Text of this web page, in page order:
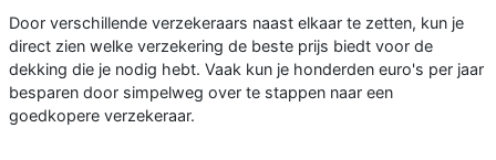
Door verschillende verzekeraars naast elkaar te zetten, kun je
direct zien welke verzekering de beste prijs biedt voor de
dekking die je nodig hebt. Vaak kun je honderden euro's per jaar
besparen door simpelweg over te stappen naar een
goedkopere verzekeraar.